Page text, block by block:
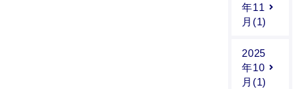
年11
月(1)
2025
年10
月(1)